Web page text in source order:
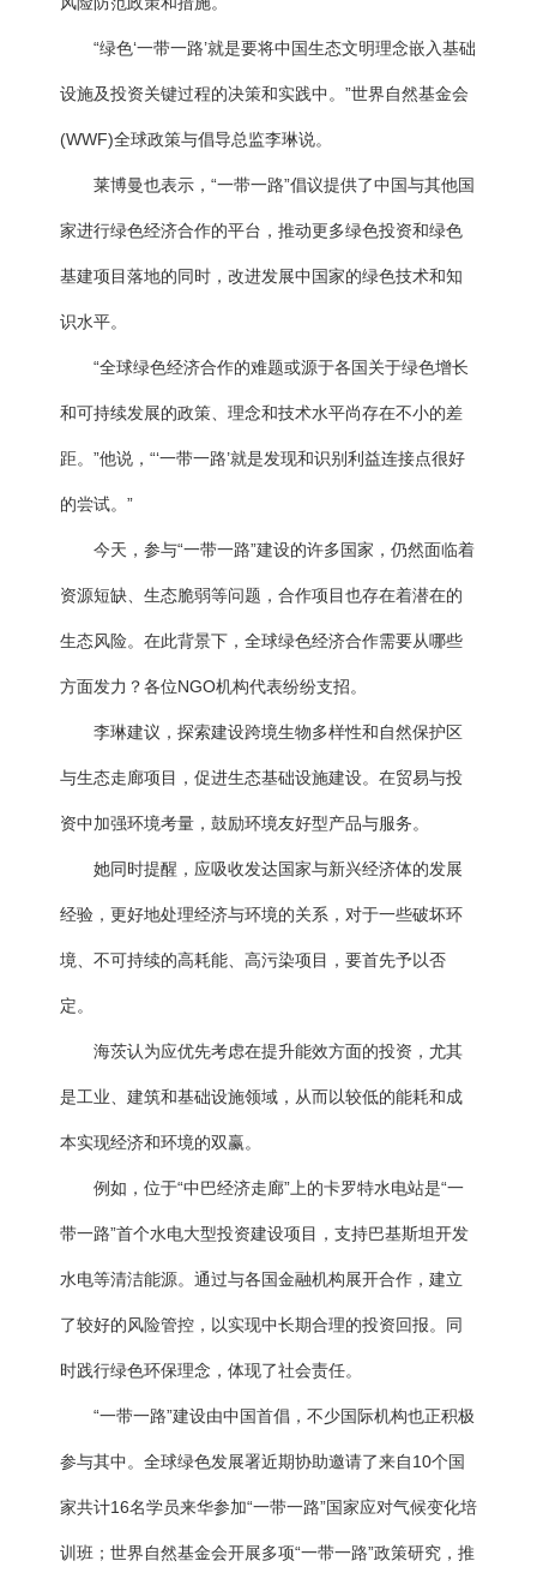
“绿色‘一带一路’就是要将中国生态文明理念嵌入基础
设施及投资关键过程的决策和实践中。”世界自然基金会
(WWF)全球政策与倡导总监李琳说。
莱博曼也表示，“一带一路”倡议提供了中国与其他国
家进行绿色经济合作的平台，推动更多绿色投资和绿色
基建项目落地的同时，改进发展中国家的绿色技术和知
识水平。
“全球绿色经济合作的难题或源于各国关于绿色增长
和可持续发展的政策、理念和技术水平尚存在不小的差
距。”他说，“‘一带一路’就是发现和识别利益连接点很好
的尝试。”
今天，参与“一带一路”建设的许多国家，仍然面临着
资源短缺、生态脆弱等问题，合作项目也存在着潜在的
生态风险。在此背景下，全球绿色经济合作需要从哪些
方面发力？各位NGO机构代表纷纷支招。
李琳建议，探索建设跨境生物多样性和自然保护区
与生态走廊项目，促进生态基础设施建设。在贸易与投
资中加强环境考量，鼓励环境友好型产品与服务。
她同时提醒，应吸收发达国家与新兴经济体的发展
经验，更好地处理经济与环境的关系，对于一些破坏环
境、不可持续的高耗能、高污染项目，要首先予以否
定。
海茨认为应优先考虑在提升能效方面的投资，尤其
是工业、建筑和基础设施领域，从而以较低的能耗和成
本实现经济和环境的双赢。
例如，位于“中巴经济走廊”上的卡罗特水电站是“一
带一路”首个水电大型投资建设项目，支持巴基斯坦开发
水电等清洁能源。通过与各国金融机构展开合作，建立
了较好的风险管控，以实现中长期合理的投资回报。同
时践行绿色环保理念，体现了社会责任。
“一带一路”建设由中国首倡，不少国际机构也正积极
参与其中。全球绿色发展署近期协助邀请了来自10个国
家共计16名学员来华参加“一带一路”国家应对气候变化培
训班；世界自然基金会开展多项“一带一路”政策研究，推